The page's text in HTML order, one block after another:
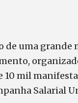
uma grande
10 mil
Salarial